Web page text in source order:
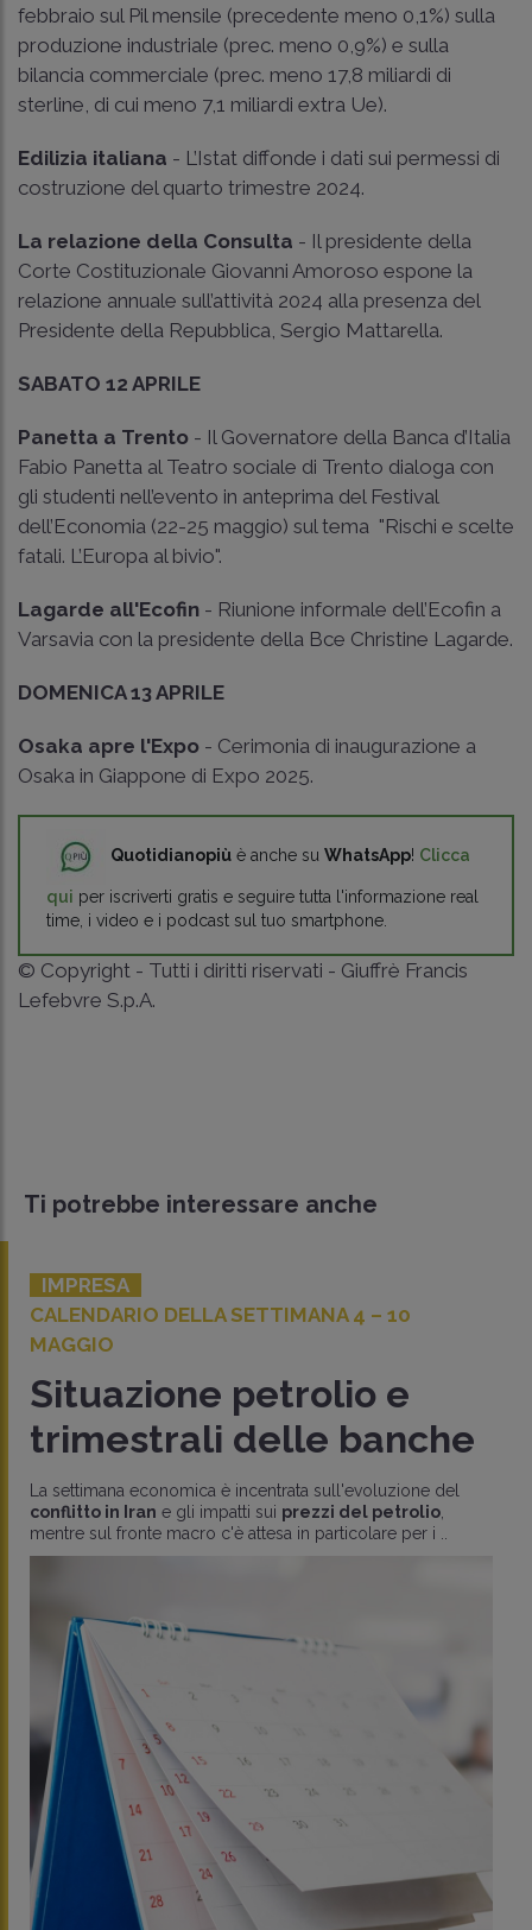
febbraio sul Pil mensile (precedente meno 0,1%) sulla
produzione industriale (prec. meno 0,9%) e sulla
bilancia commerciale (prec. meno 17,8 miliardi di
sterline, di cui meno 7,1 miliardi extra Ue).
Edilizia italiana - L’Istat diffonde i dati sui permessi di
costruzione del quarto trimestre 2024.
La relazione della Consulta - Il presidente della
Corte Costituzionale Giovanni Amoroso espone la
relazione annuale sull’attività 2024 alla presenza del
Presidente della Repubblica, Sergio Mattarella.
SABATO 12 APRILE
Panetta a Trento - Il Governatore della Banca d’Italia
Fabio Panetta al Teatro sociale di Trento dialoga con
gli studenti nell’evento in anteprima del Festival
dell’Economia (22-25 maggio) sul tema "Rischi e scelte
fatali. L’Europa al bivio".
Lagarde all'Ecofin - Riunione informale dell’Ecofin a
Varsavia con la presidente della Bce Christine Lagarde.
DOMENICA 13 APRILE
Osaka apre l'Expo - Cerimonia di inaugurazione a
Osaka in Giappone di Expo 2025.
Quotidianopiù è anche su WhatsApp! Clicca
qui per iscriverti gratis e seguire tutta l'informazione real
time, i video e i podcast sul tuo smartphone.
© Copyright - Tutti i diritti riservati - Giuffrè Francis
Lefebvre S.p.A.
Ti potrebbe interessare anche
IMPRESA
CALENDARIO DELLA SETTIMANA 4 – 10
MAGGIO
Situazione petrolio e
trimestrali delle banche
La settimana economica è incentrata sull'evoluzione del
conflitto in Iran e gli impatti sui prezzi del petrolio
mentre sul fronte macro c'è attesa in particolare per i ..